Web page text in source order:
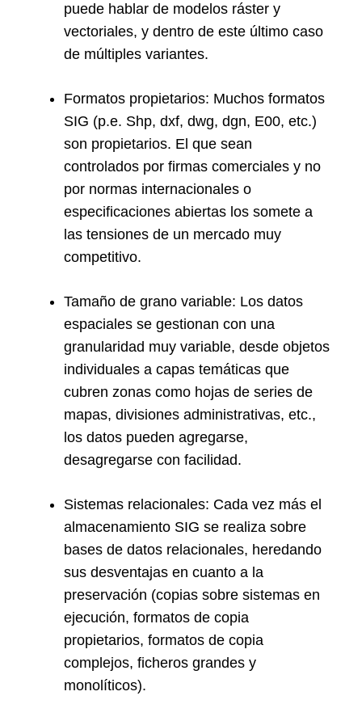
puede hablar de modelos ráster y
vectoriales, y dentro de este último caso
de múltiples variantes.
Formatos propietarios: Muchos formatos
SIG (p.e. Shp, dxf, dwg, dgn, E00, etc.)
son propietarios. El que sean
controlados por firmas comerciales y no
por normas internacionales o
especificaciones abiertas los somete a
las tensiones de un mercado muy
competitivo.
Tamaño de grano variable: Los datos
espaciales se gestionan con una
granularidad muy variable, desde objetos
individuales a capas temáticas que
cubren zonas como hojas de series de
mapas, divisiones administrativas, etc.,
los datos pueden agregarse,
desagregarse con facilidad.
Sistemas relacionales: Cada vez más el
almacenamiento SIG se realiza sobre
bases de datos relacionales, heredando
sus desventajas en cuanto a la
preservación (copias sobre sistemas en
ejecución, formatos de copia
propietarios, formatos de copia
complejos, ficheros grandes y
monolíticos).